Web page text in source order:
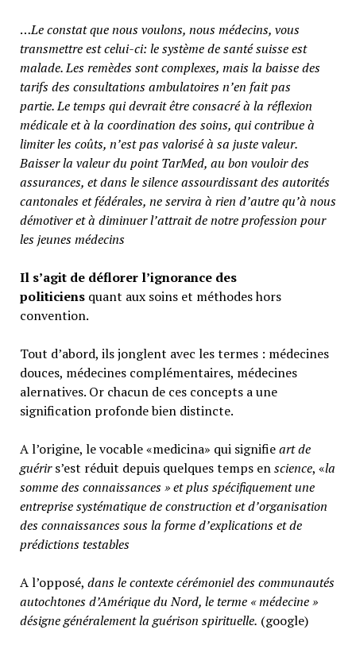
…Le constat que nous voulons, nous médecins, vous
transmettre est celui-ci: le système de santé suisse est
malade. Les remèdes sont complexes, mais la baisse des
tarifs des consultations ambulatoires n’en fait pas
partie.Le temps qui devrait être consacré à la réflexion
médicale et à la coordination des soins, qui contribue à
limiter les coûts, n’est pas valorisé à sa juste valeur.
Baisser la valeur du point TarMed, au bon vouloir des
assurances, et dans le silence assourdissant des autorités
cantonales et fédérales, ne servira à rien d’autre qu’à nous
démotiver et à diminuer l’attrait de notre profession pour
les jeunes médecins
Il s’agit de déflorer l’ignorance des
politiciensquant aux soins et méthodes hors
convention.
Tout d’abord, ils jonglent avec les termes : médecines
douces, médecines complémentaires, médecines
alernatives. Or chacun de ces concepts a une
signification profonde bien distincte.
A l’origine, le vocable «medicina» qui signifieart de
guérirs’est réduit depuis quelques temps enscience, «la
somme des connaissances » et plus spécifiquement une
entreprise systématique de construction et d’organisation
des connaissances sous la forme d’explications et de
prédictions testables
A l’opposé, dans le contexte cérémoniel des communautés
autochtones d’Amérique du Nord, le terme « médecine »
désigne généralementla guérison spirituelle. (google)